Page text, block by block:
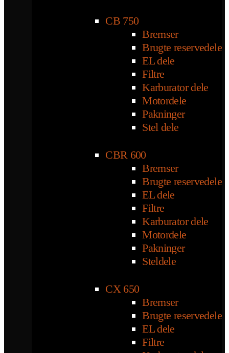
CB 750
Bremser
Brugte reservedele
EL dele
Filtre
Karburator dele
Motordele
Pakninger
Stel dele
CBR 600
Bremser
Brugte reservedele
EL dele
Filtre
Karburator dele
Motordele
Pakninger
Steldele
CX 650
Bremser
Brugte reservedele
EL dele
Filtre